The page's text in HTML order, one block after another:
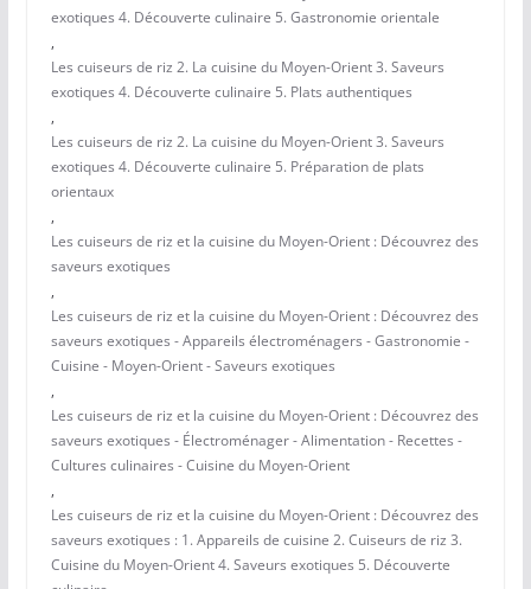
exotiques 4. Découverte culinaire 5. Gastronomie orientale
,
Les cuiseurs de riz 2. La cuisine du Moyen-Orient 3. Saveurs
exotiques 4. Découverte culinaire 5. Plats authentiques
,
Les cuiseurs de riz 2. La cuisine du Moyen-Orient 3. Saveurs
exotiques 4. Découverte culinaire 5. Préparation de plats
orientaux
,
Les cuiseurs de riz et la cuisine du Moyen-Orient : Découvrez des
saveurs exotiques
,
Les cuiseurs de riz et la cuisine du Moyen-Orient : Découvrez des
saveurs exotiques - Appareils électroménagers - Gastronomie -
Cuisine - Moyen-Orient - Saveurs exotiques
,
Les cuiseurs de riz et la cuisine du Moyen-Orient : Découvrez des
saveurs exotiques - Électroménager - Alimentation - Recettes -
Cultures culinaires - Cuisine du Moyen-Orient
,
Les cuiseurs de riz et la cuisine du Moyen-Orient : Découvrez des
saveurs exotiques : 1. Appareils de cuisine 2. Cuiseurs de riz 3.
Cuisine du Moyen-Orient 4. Saveurs exotiques 5. Découverte